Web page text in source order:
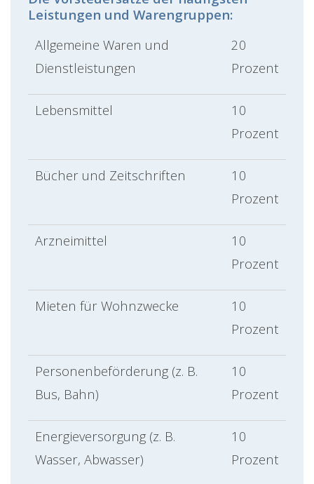
Leistungen und Warengruppen:
Allgemeine Waren und
Dienstleistungen
20
Prozent
Lebensmittel
10
Prozent
Bücher und Zeitschriften
10
Prozent
Arzneimittel
10
Prozent
Mieten für Wohnzwecke
10
Prozent
Personenbeförderung (z. B.
Bus, Bahn)
10
Prozent
Energieversorgung (z. B.
Wasser, Abwasser)
10
Prozent